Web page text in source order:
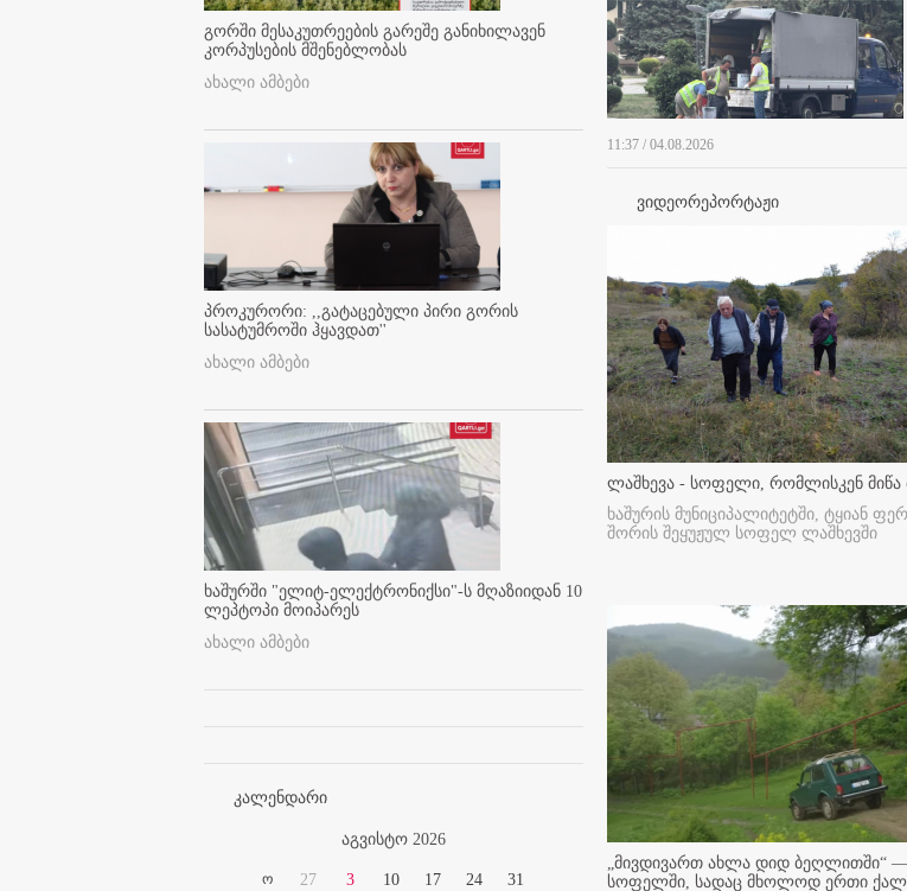
გორში მესაკუთრეების გარეშე განიხილავენ
კორპუსების მშენებლობას
ახალი ამბები
პროკურორი: ,,გატაცებული პირი გორის
სასატუმროში ჰყავდათ''
ახალი ამბები
ხაშურში "ელიტ-ელექტრონიქსი"-ს მღაზიიდან 10
ლეპტოპი მოიპარეს
ახალი ამბები
კალენდარი
აგვისტო 2026
ო 27 3 10 17 24 31
11:37 / 04.08.2026
ვიდეორეპორტაჟი
ლაშხევა - სოფელი, რომლისკენ მიწა
ხაშურის მუნიციპალიტეტში, ტყიან
შორის შეყუჟულ სოფელ ლაშხევში
„მივდივართ ახლა დიდ ბეღლითში“ —
სოფელში, სადაც მხოლოდ ერთი